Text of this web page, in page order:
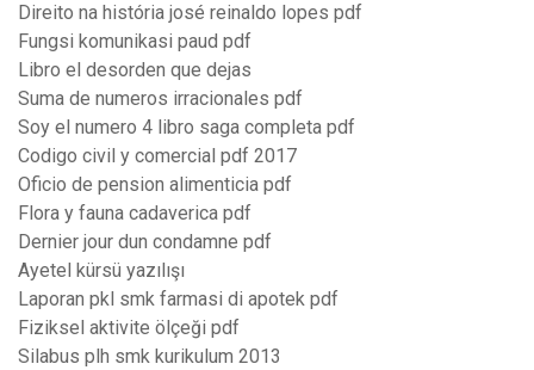
Direito na história josé reinaldo lopes pdf
Fungsi komunikasi paud pdf
Libro el desorden que dejas
Suma de numeros irracionales pdf
Soy el numero 4 libro saga completa pdf
Codigo civil y comercial pdf 2017
Oficio de pension alimenticia pdf
Flora y fauna cadaverica pdf
Dernier jour dun condamne pdf
Ayetel kürsü yazılışı
Laporan pkl smk farmasi di apotek pdf
Fiziksel aktivite ölçeği pdf
Silabus plh smk kurikulum 2013